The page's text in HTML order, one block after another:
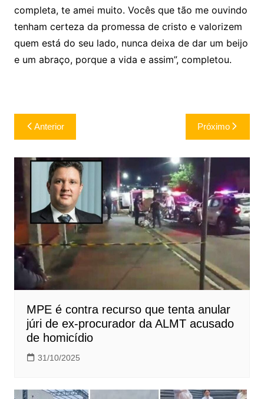
completa, te amei muito. Vocês que tão me ouvindo
tenham certeza da promessa de cristo e valorizem
quem está do seu lado, nunca deixa de dar um beijo
e um abraço, porque a vida e assim”, completou.
Navegação
de
Post
Anterior Próximo
MPE é contra recurso que tenta anular
júri de ex-procurador da ALMT acusado
de homicídio
31/10/2025